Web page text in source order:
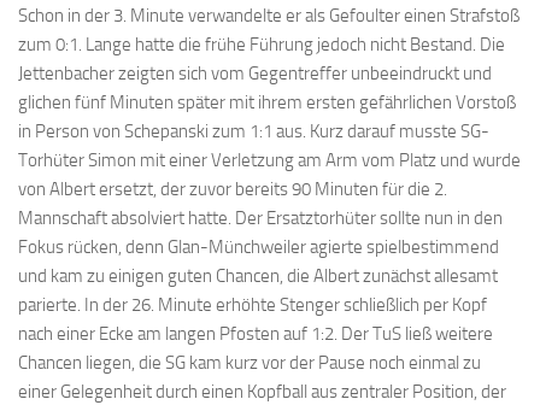
Schon in der 3. Minute verwandelte er als Gefoulter einen Strafstoß
zum 0:1. Lange hatte die frühe Führung jedoch nicht Bestand. Die
Jettenbacher zeigten sich vom Gegentreffer unbeeindruckt und
glichen fünf Minuten später mit ihrem ersten gefährlichen Vorstoß
in Person von Schepanski zum 1:1 aus. Kurz darauf musste SG-
Torhüter Simon mit einer Verletzung am Arm vom Platz und wurde
von Albert ersetzt, der zuvor bereits 90 Minuten für die 2.
Mannschaft absolviert hatte. Der Ersatztorhüter sollte nun in den
Fokus rücken, denn Glan-Münchweiler agierte spielbestimmend
und kam zu einigen guten Chancen, die Albert zunächst allesamt
parierte. In der 26. Minute erhöhte Stenger schließlich per Kopf
nach einer Ecke am langen Pfosten auf 1:2. Der TuS ließ weitere
Chancen liegen, die SG kam kurz vor der Pause noch einmal zu
einer Gelegenheit durch einen Kopfball aus zentraler Position, der